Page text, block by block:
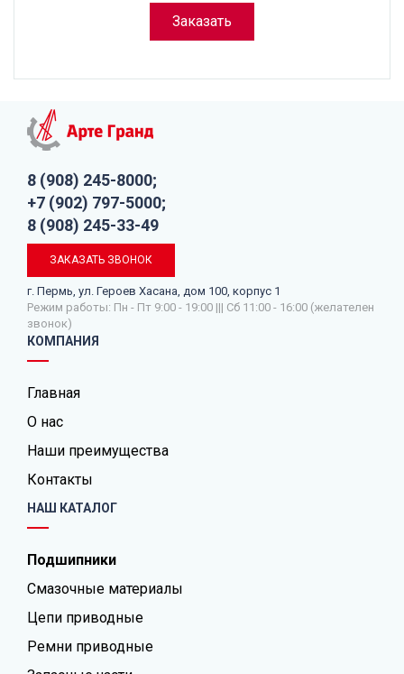
Заказать
8 (908) 245-8000;
+7 (902) 797-5000;
8 (908) 245-33-49
ЗАКАЗАТЬ ЗВОНОК
г. Пермь, ул. Героев Хасана, дом 100, корпус 1
Режим работы: Пн - Пт 9:00 - 19:00 ||| Сб 11:00 - 16:00 (желателен
звонок)
КОМПАНИЯ
Главная
О нас
Наши преимущества
Контакты
НАШ КАТАЛОГ
Подшипники
Смазочные материалы
Цепи приводные
Ремни приводные